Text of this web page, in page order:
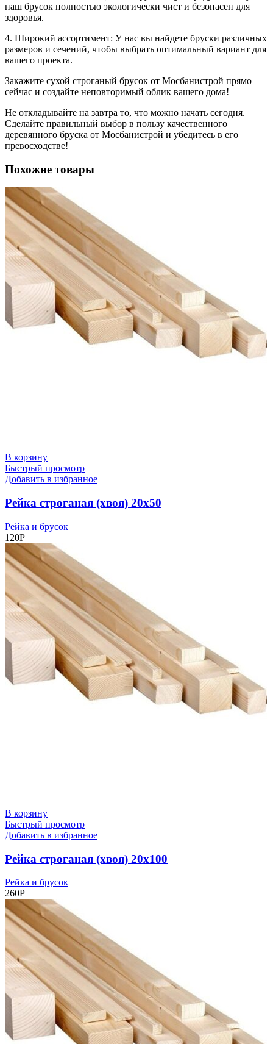
наш брусок полностью экологически чист и безопасен для
здоровья.
4. Широкий ассортимент: У нас вы найдете бруски различных
размеров и сечений, чтобы выбрать оптимальный вариант для
вашего проекта.
Закажите сухой строганый брусок от Мосбанистрой прямо
сейчас и создайте неповторимый облик вашего дома!
Не откладывайте на завтра то, что можно начать сегодня.
Сделайте правильный выбор в пользу качественного
деревянного бруска от Мосбанистрой и убедитесь в его
превосходстве!
Похожие товары
В корзину
Быстрый просмотр
Добавить в избранное
Рейка строганая (хвоя) 20х50
Рейка и брусок
120Р
В корзину
Быстрый просмотр
Добавить в избранное
Рейка строганая (хвоя) 20х100
Рейка и брусок
260Р